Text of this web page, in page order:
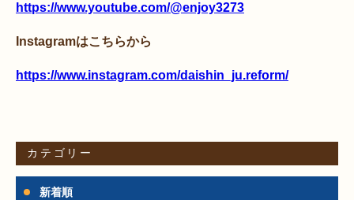
https://www.youtube.com/@enjoy3273
Instagramはこちらから
https://www.instagram.com/daishin_ju.reform/
カテゴリー
新着順